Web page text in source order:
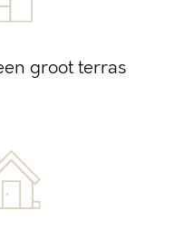
groot terras